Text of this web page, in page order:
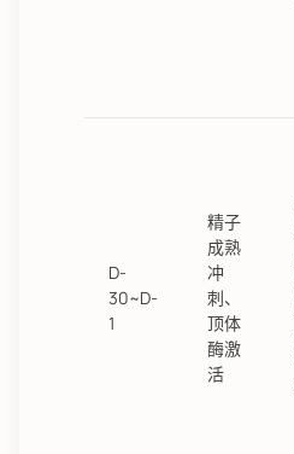
D-
30~D-
1
精子
成熟
冲
刺、
顶体
酶激
活